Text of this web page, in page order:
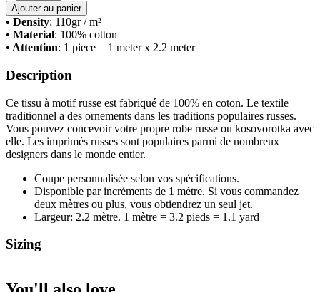
Ajouter au panier
• Density: 110gr / m²
• Material: 100% cotton
• Attention: 1 piece = 1 meter x 2.2 meter
Description
Ce tissu à motif russe est fabriqué de 100% en coton. Le textile
traditionnel a des ornements dans les traditions populaires russes.
Vous pouvez concevoir votre propre robe russe ou kosovorotka avec
elle. Les imprimés russes sont populaires parmi de nombreux
designers dans le monde entier.
Coupe personnalisée selon vos spécifications.
Disponible par incréments de 1 mètre. Si vous commandez
deux mètres ou plus, vous obtiendrez un seul jet.
Largeur: 2.2 mètre. 1 mètre = 3.2 pieds = 1.1 yard
Sizing